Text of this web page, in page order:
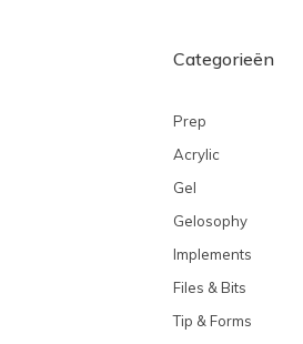
Categorieën
Prep
Acrylic
Gel
Gelosophy
Implements
Files & Bits
Tip & Forms